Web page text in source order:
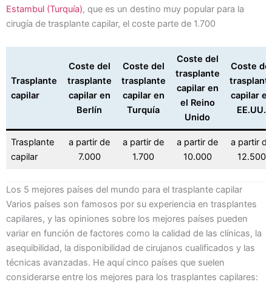
Estambul (Turquía), que es un destino muy popular para la
cirugía de trasplante capilar, el coste parte de 1.700
Trasplante
capilar
Coste del
trasplante
capilar en
Berlín
Coste del
trasplante
capilar en
Turquía
Coste del
trasplante
capilar en
el Reino
Unido
Coste del
capilar en
EE.UU.
Trasplante
capilar
a partir de
7.000
a partir de
1.700
a partir de
10.000
a partir de
12.500
Los 5 mejores países del mundo para el trasplante capilar
Varios países son famosos por su experiencia en trasplantes
capilares, y las opiniones sobre los mejores países pueden
variar en función de factores como la calidad de las clínicas, la
asequibilidad, la disponibilidad de cirujanos cualificados y las
técnicas avanzadas. He aquí cinco países que suelen
considerarse entre los mejores para los trasplantes capilares: